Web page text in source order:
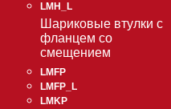
LMH_L
Шариковые втулки с
фланцем со
смещением
LMFP
LMFP_L
LMKP